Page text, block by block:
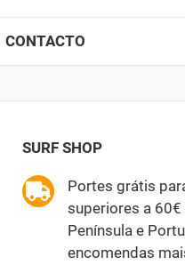
CONTACTO
SURF SHOP
Portes grátis
superiores a 60€
Península e
encomendas